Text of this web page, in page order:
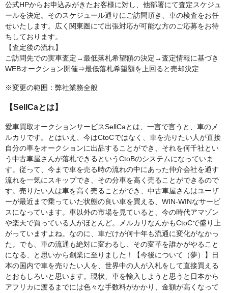
公式HPからお申込みがきたお客様に対し、他部署にて査定スケジュ
ールを決定。そのスケジュール通りにご訪問頂き、車の検査をお任
せいたします。広く関東圏にて出張対応が可能な方のご応募をお待
ちしております。
【査定後の流れ】
ご訪問先での実車査定→最低落札希望額の決定→査定情報に基づき
WEBオークション開催⇒最低落札希望額を上回ると売却決定
※変更の範囲：弊社業務全般
【SellCaとは】
愛車買取オークションサービスSellCaとは、一言で言うと、車のメ
ルカリです。とはいえ、今はCtoCではなく、車を売りたい人が直接
自分の車をオークションに出品することができ、それを何千社とい
う中古車屋さんが落札できるというCtoBのシステムになっていま
す。従って、今まで車を売る時の流れの中にあった仲介会社を通す
流れを一気にスキップでき、その分車を高く売ることができるので
す。売りたい人は車を高く売ることができ、中古車屋さんはユーザ
ーが最近まで乗っていた状態の良い車を買える、WIN-WINなサービ
スになっています。車以外の市場を見ていると、今の時代アマゾン
や楽天で買っている人がほとんど。メルカリなんかもCtoCで盛り上
がっていますよね。なのに、車だけが何十年も流通に変化がなかっ
た。でも、車の流通も絶対に変わるし、その変革を誰かがやること
になる、と思いから創業に至りました！【今後について（夢）】日
本の国内で車を売りたい人を、世界中の人が入札をして直接買える
とおもしろいと思います。現状、車を輸入しようと思うと日本から
アフリカに渡るまでには色々な手数料がかかり、金額が高くなって